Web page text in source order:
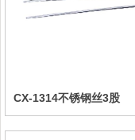
CX-1314不锈钢丝3股